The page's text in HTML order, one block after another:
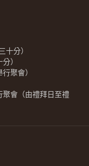
十分）
）
聚會）
聚會（由禮拜日至禮